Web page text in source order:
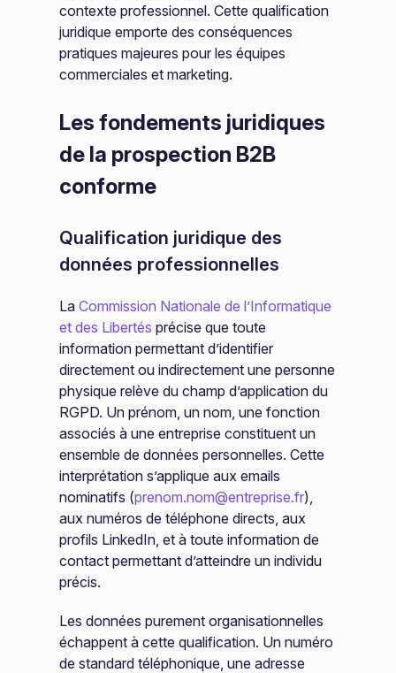
contexte professionnel. Cette qualification
juridique emporte des conséquences
pratiques majeures pour les équipes
commerciales et marketing.
Les fondements juridiques
de la prospection B2B
conforme
Qualification juridique des
données professionnelles
LaCommission Nationale de l’Informatique
et des Libertés précise que toute
information permettant d’identifier
directement ou indirectement une personne
physique relève du champ d’application du
RGPD. Un prénom, un nom, une fonction
associés à une entreprise constituent un
ensemble de données personnelles. Cette
interprétation s’applique aux emails
nominatifs (prenom.nom@entreprise.fr),
aux numéros de téléphone directs, aux
profils LinkedIn, et à toute information de
contact permettant d’atteindre un individu
précis.
Les données purement organisationnelles
échappent à cette qualification. Un numéro
de standard téléphonique, une adresse